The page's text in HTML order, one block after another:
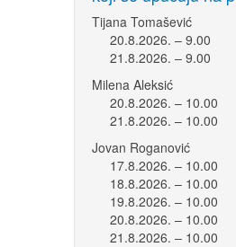
Tijana Tomašević
20.8.2026. – 9.00
21.8.2026. – 9.00
Milena Aleksić
20.8.2026. – 10.00
21.8.2026. – 10.00
Jovan Roganović
17.8.2026. – 10.00
18.8.2026. – 10.00
19.8.2026. – 10.00
20.8.2026. – 10.00
21.8.2026. – 10.00